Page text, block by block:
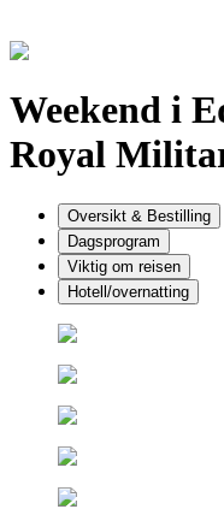
Weekend i
Royal
Oversikt & Bestilling
Dagsprogram
Viktig om reisen
Hotell/overnatting